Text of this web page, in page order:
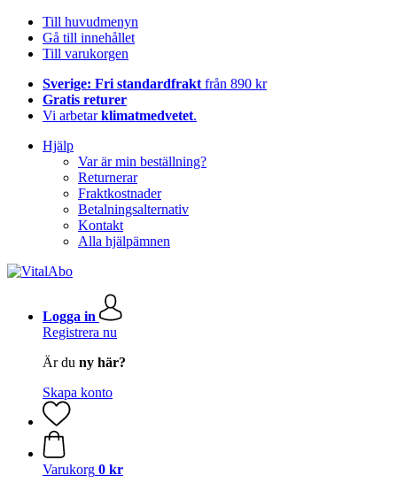
Till huvudmenyn
Gå till innehållet
Till varukorgen
Sverige: Fri standardfrakt från 890 kr
Gratis returer
Vi arbetarklimatmedvetet.
Hjälp
Var är min beställning?
Returnerar
Fraktkostnader
Betalningsalternativ
Kontakt
Alla hjälpämnen
Logga in
Registrera nu
Är du ny här?
Skapa konto
Varukorg 0 kr